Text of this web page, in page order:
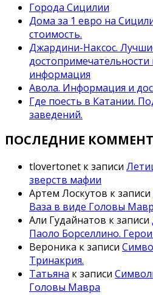
Города Сицилии
Дома за 1 евро на
стоимость.
Джардини-Наксос.
достопримечательности
информация
Авола. Информация и
Где поесть в Катании.
заведений.
ПОСЛЕДНИЕ
tlovertonet к записи
зверств мафии
Артем Лоскутов к записи
Ваза в виде Головы
Али Гудайнатов к записи
Паоло Борселлино.
Вероника к записи
Тринакрия.
Татьяна к записи
Головы Мавра